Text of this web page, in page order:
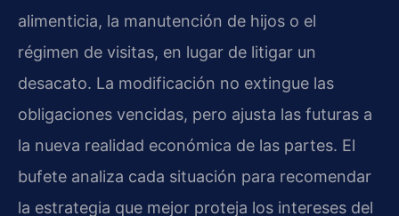
alimenticia, la manutención de hijos o el
régimen de visitas, en lugar de litigar un
desacato. La modificación no extingue las
obligaciones vencidas, pero ajusta las futuras a
la nueva realidad económica de las partes. El
bufete analiza cada situación para recomendar
la estrategia que mejor proteja los intereses del